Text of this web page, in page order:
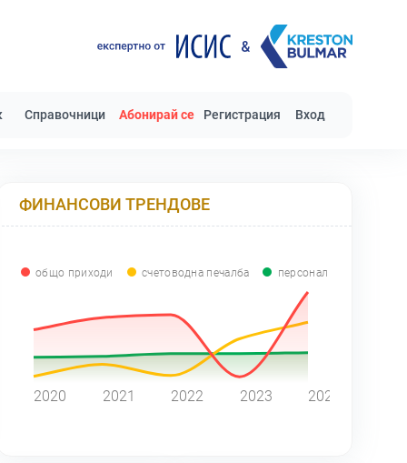
Справочници Абонирай се Регистрация Вход
ФИНАНСОВИ ТРЕНДОВЕ
общо приходи счетоводна печалба персонал
2020 2021 2022 2023 2024